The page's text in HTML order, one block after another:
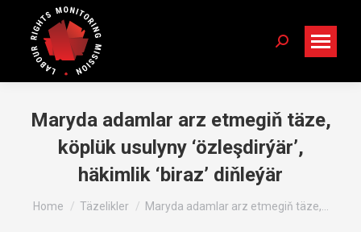
Search:
Maryda adamlar arz etmegiň täze,
köplük usulyny ‘özleşdirýär’,
häkimlik ‘biraz’ diňleýär
You are here:
Home Täzelikler Maryda adamlar arz etmegiň täze,…